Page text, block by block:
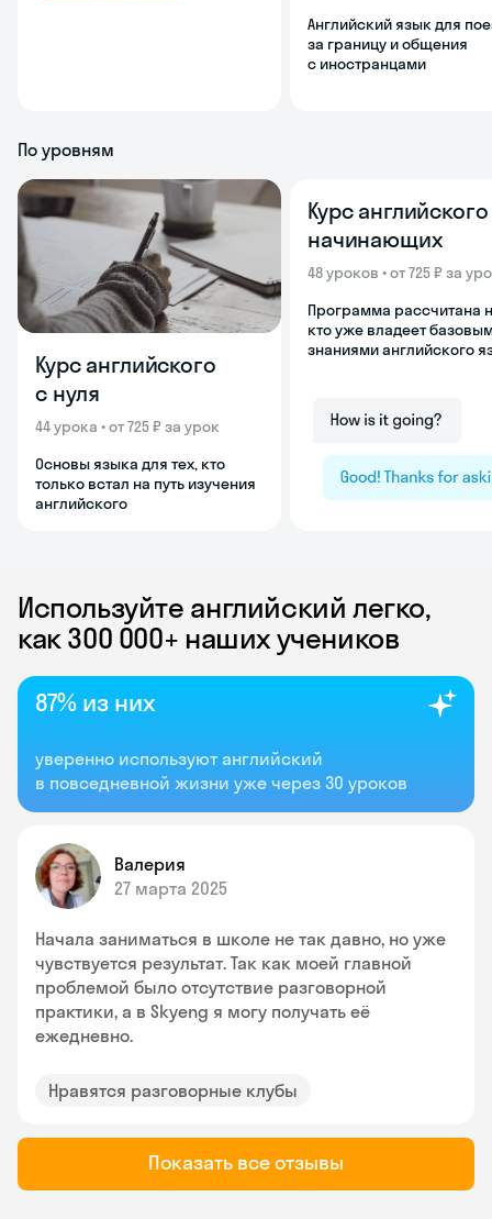
Английский язык для
за границу и общения
с иностранцами
По уровням
Курс английского
с нуля
44 урока • от 725 ₽ за урок
Основы языка для тех, кто
только встал на путь изучения
английского
Курс
начинающих
48 уроков • от 725 ₽ за
Программа рассчитана
кто уже владеет
знаниями английского
Используйте английский легко,
как 300 000+ наших учеников
87% из них
уверенно используют английский
в повседневной жизни уже через 30 уроков
Валерия
27 марта 2025
Начала заниматься в школе не так давно, но уже
чувствуется результат. Так как моей главной
проблемой было отсутствие разговорной
практики, а в Skyeng я могу получать её
ежедневно.
Нравятся разговорные клубы
Показать все отзывы